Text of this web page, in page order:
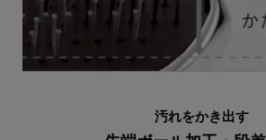
汚れをかき出す